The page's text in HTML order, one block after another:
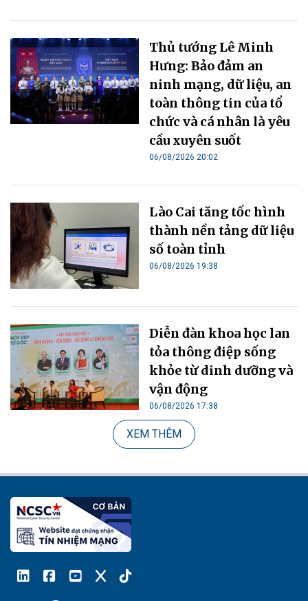
Thủ tướng Lê Minh
Hưng: Bảo đảm an
ninh mạng, dữ liệu, an
toàn thông tin của tổ
chức và cá nhân là yêu
cầu xuyên suốt
06/08/2026 20:02
Lào Cai tăng tốc hình
thành nền tảng dữ liệu
số toàn tỉnh
06/08/2026 19:38
Diễn đàn khoa học lan
tỏa thông điệp sống
khỏe từ dinh dưỡng và
vận động
06/08/2026 17:38
XEM THÊM